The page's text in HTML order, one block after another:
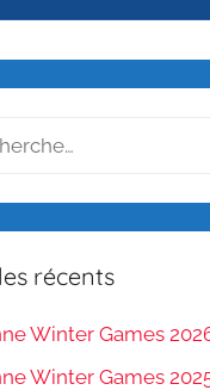
récents
Winter Games
Winter Games